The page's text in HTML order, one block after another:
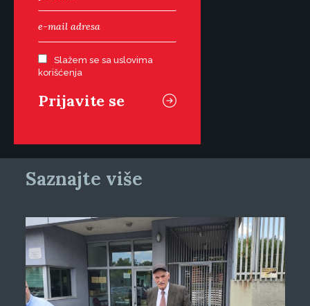
Slažem se sa uslovima
korišćenja
Saznajte više